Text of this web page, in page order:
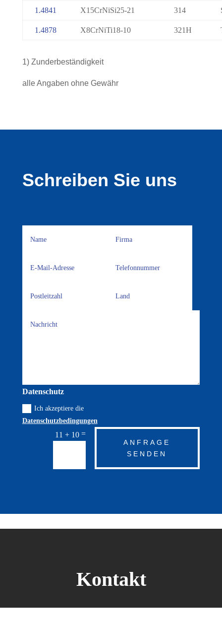
1.4841 X15CrNiSi25-21 314
1.4878 X8CrNiTi18-10 321H
1) Zunderbeständigkeit
alle Angaben ohne Gewähr
Schreiben Sie uns
Datenschutz
Ich akzeptiere die
Datenschutzbedingungen
11 + 10=
ANFRAGE
SENDEN
Kontakt